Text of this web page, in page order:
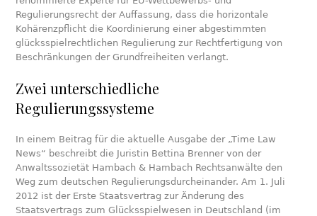
Regulierungsrecht der Auffassung, dass die horizontale
Kohärenzpflicht die Koordinierung einer abgestimmten
glücksspielrechtlichen Regulierung zur Rechtfertigung von
Beschränkungen der Grundfreiheiten verlangt.
Zwei unterschiedliche
Regulierungssysteme
In einem Beitrag für die aktuelle Ausgabe der „Time Law
News“ beschreibt die Juristin Bettina Brenner von der
Anwaltssozietät Hambach & Hambach Rechtsanwälte den
Weg zum deutschen Regulierungsdurcheinander. Am 1. Juli
2012 ist der Erste Staatsvertrag zur Änderung des
Staatsvertrags zum Glücksspielwesen in Deutschland (im